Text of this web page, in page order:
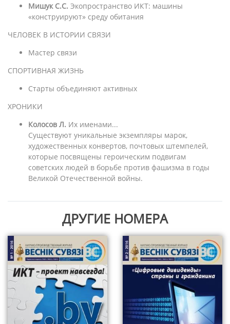
Мишук С.С. Экопространство ИКТ: машины
«конструируют» среду обитания
ЧЕЛОВЕК В ИСТОРИИ СВЯЗИ
Мастер связи
СПОРТИВНАЯ ЖИЗНЬ
Старты объединяют активных
ХРОНИКИ
Колосов Л. Их именами...
Существуют уникальные экземпляры марок,
художественных конвертов, почтовых штемпелей,
которые посвящены героическим подвигам
советских людей в борьбе против фашизма в годы
Великой Отечественной войны.
ДРУГИЕ НОМЕРА